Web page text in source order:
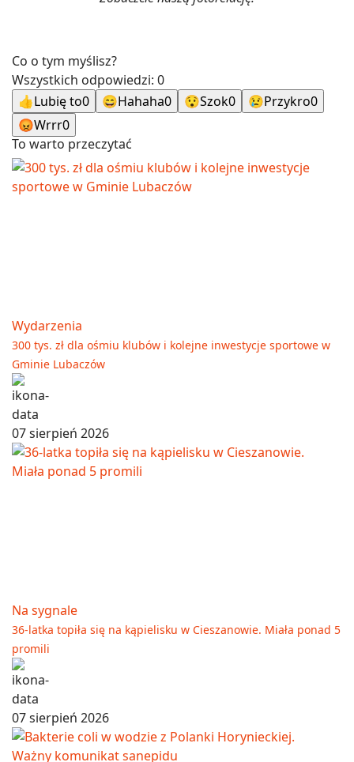
Co o tym myślisz?
Wszystkich odpowiedzi: 0
👍Lubię to0 😄Hahaha0 😯Szok0 😢Przykro0
😡Wrrr0
To warto przeczytać
Wydarzenia
300 tys. zł dla ośmiu klubów i kolejne inwestycje sportowe w
Gminie Lubaczów
07 sierpień 2026
Na sygnale
36-latka topiła się na kąpielisku w Cieszanowie. Miała ponad 5
promili
07 sierpień 2026